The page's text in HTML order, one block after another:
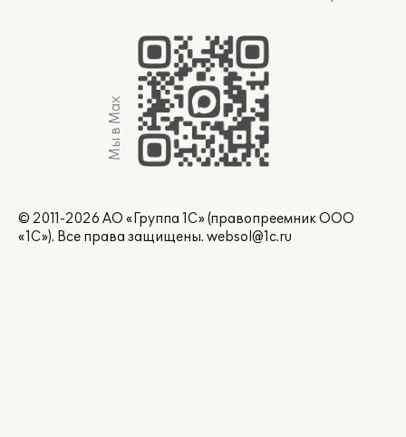
Мы в Max
© 2011-2026 АО «Группа 1С» (правопреемник ООО
«1С»). Все права защищены. websol@1c.ru